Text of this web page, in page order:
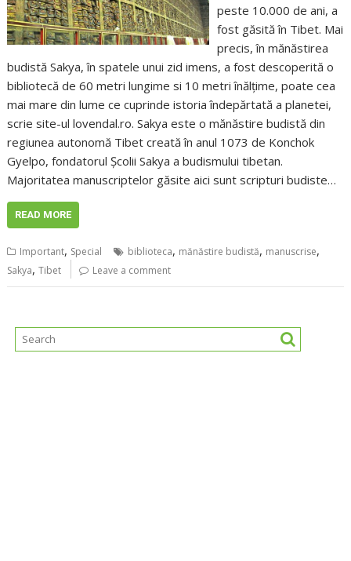
peste 10.000 de ani, a
fost găsită în Tibet. Mai
precis, în mănăstirea
budistă Sakya, în spatele unui zid imens, a fost descoperită o
bibliotecă de 60 metri lungime si 10 metri înălțime, poate cea
mai mare din lume ce cuprinde istoria îndepărtată a planetei,
scrie site-ul lovendal.ro. Sakya este o mănăstire budistă din
regiunea autonomă Tibet creată în anul 1073 de Konchok
Gyelpo, fondatorul Şcolii Sakya a budismului tibetan.
Majoritatea manuscriptelor găsite aici sunt scripturi budiste…
READ MORE
Important, Special biblioteca, mănăstire budistă, manuscrise,
Sakya,Tibet Leave a comment